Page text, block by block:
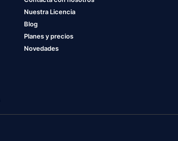
Nuestra Licencia
Blog
Planes y precios
Novedades